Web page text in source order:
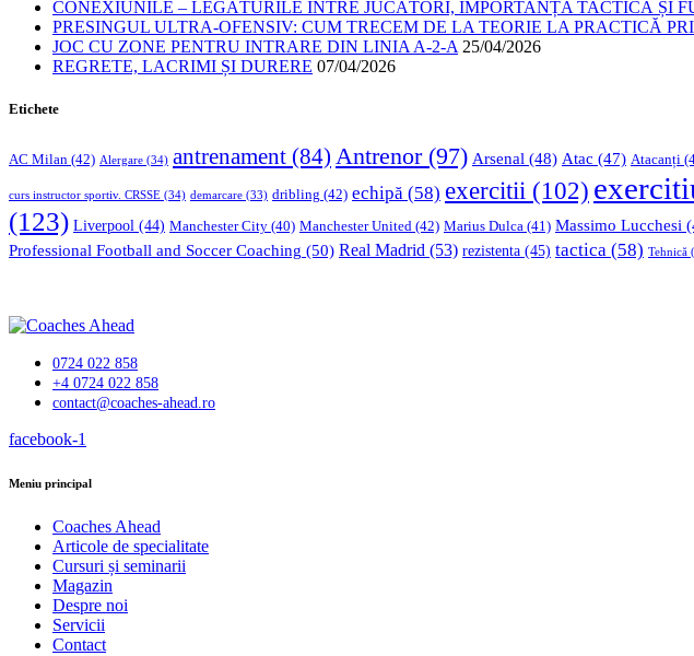
CONEXIUNILE – LEGĂTURILE ÎNTRE JUCĂTORI, IMPORTANȚA TACTICĂ ȘI
PRESINGUL ULTRA-OFENSIV: CUM TRECEM DE LA TEORIE LA PRACTICĂ
JOC CU ZONE PENTRU INTRARE DIN LINIA A-2-A 25/04/2026
REGRETE, LACRIMI ȘI DURERE 07/04/2026
Etichete
AC Milan (42) Alergare (34) antrenament (84) Antrenor(97) Arsenal (48) Atac (47) Atacanți
curs instructor sportiv. CRSSE (34) demarcare (33) dribling (42) echipă (58) exercitii (102)
(123) Liverpool (44) Manchester City (40) Manchester United (42) Marius Dulca (41) Massimo Lucchesi
Professional Football and Soccer Coaching (50) Real Madrid (53) rezistenta (45) tactica (58) Tehnică
0724 022 858
+4 0724 022 858
contact@coaches-ahead.ro
facebook-1
Meniu principal
Coaches Ahead
Articole de specialitate
Cursuri și seminarii
Magazin
Despre noi
Servicii
Contact